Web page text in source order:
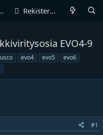
Rekisteröidy
EVO4-9
evo4 evo5
evo6
#1